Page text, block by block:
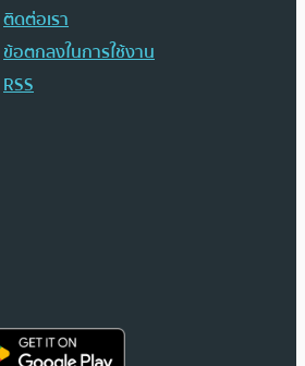
ติดต่อเรา
ข้อตกลงในการใช้งาน
RSS